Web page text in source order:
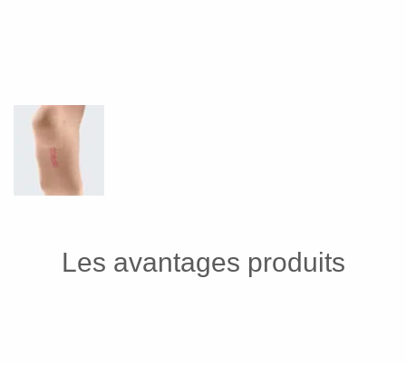
Les avantages produits